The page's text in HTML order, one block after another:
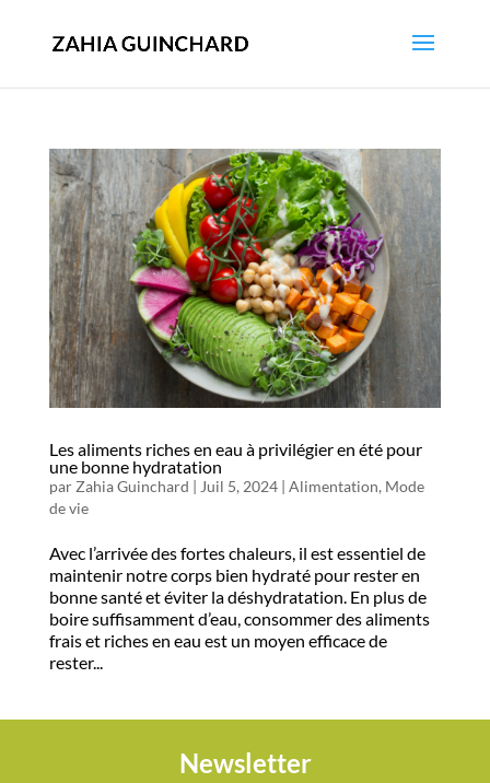
Les aliments riches en eau à privilégier en été pour
une bonne hydratation
par Zahia Guinchard | Juil 5, 2024| Alimentation, Mode
de vie
Avec l’arrivée des fortes chaleurs, il est essentiel de
maintenir notre corps bien hydraté pour rester en
bonne santé et éviter la déshydratation. En plus de
boire suffisamment d’eau, consommer des aliments
frais et riches en eau est un moyen efficace de
rester...
Newsletter